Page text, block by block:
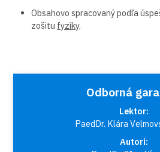
Obsahovo spracovaný podľa
zošitu fyziky.
Odborná
Lektor:
PaedDr. Klára
Autori: